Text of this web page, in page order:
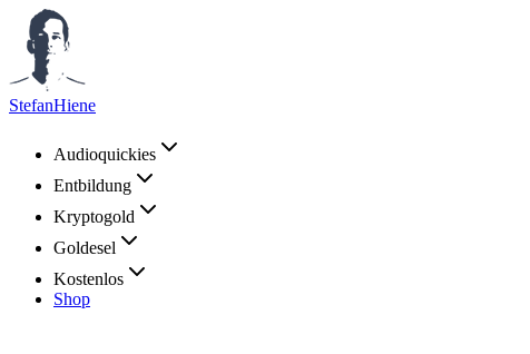
StefanHiene
Audioquickies
Entbildung
Kryptogold
Goldesel
Kostenlos
Shop